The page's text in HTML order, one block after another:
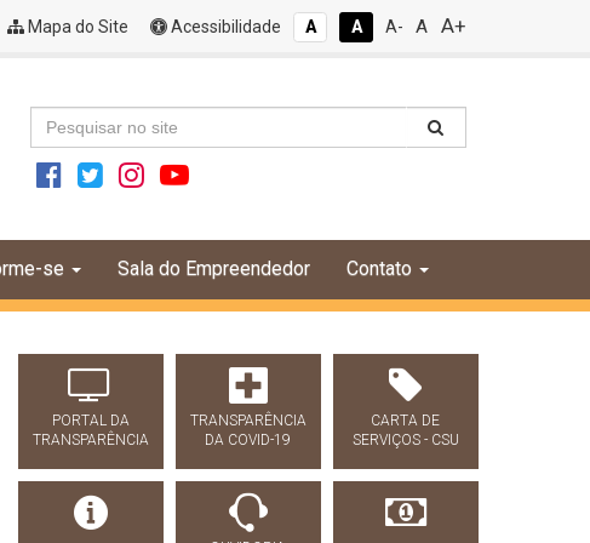
Mapa do Site Acessibilidade A A A- A A+
se Sala do Empreendedor Contato
PORTAL DA
TRANSPARÊNCIA
TRANSPARÊNCIA
DA COVID-19
CARTA DE
SERVIÇOS - CSU